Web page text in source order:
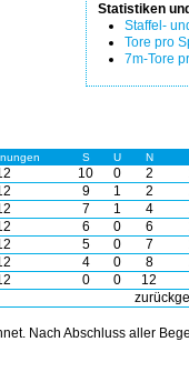
Statistiken
Staffel-
Tore pro
7m-Tore
S U N
10 0 2
9 1 2
7 1 4
6 0 6
5 0 7
4 0 8
0 0 12
Nach Abschluss aller